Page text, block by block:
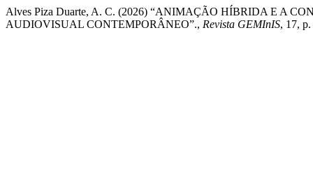
Alves Piza Duarte, A. C. (2026) “ANIMAÇÃO HÍBRIDA E A
AUDIOVISUAL CONTEMPORÂNEO”., Revista GEMInIS, 17,